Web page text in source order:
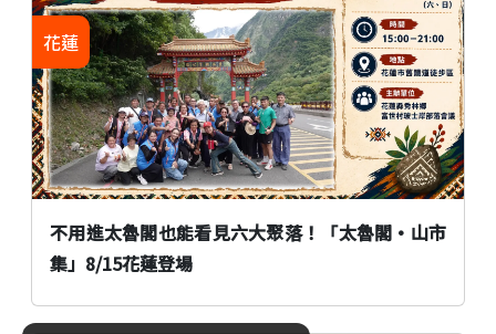
不用進太魯閣也能看見六大聚落！「太魯閣•山市
集」8/15花蓮登場
花蓮